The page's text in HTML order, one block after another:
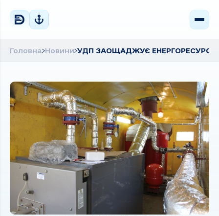
Головна Новини УДП ЗАОЩАДЖУЄ ЕНЕРГОРЕСУРСИ!